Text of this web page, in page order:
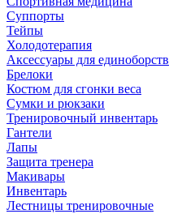
Суппорты
Тейпы
Холодотерапия
Аксессуары для единоборств
Брелоки
Костюм для сгонки веса
Сумки и рюкзаки
Тренировочный инвентарь
Гантели
Лапы
Защита тренера
Макивары
Инвентарь
Лестницы тренировочные